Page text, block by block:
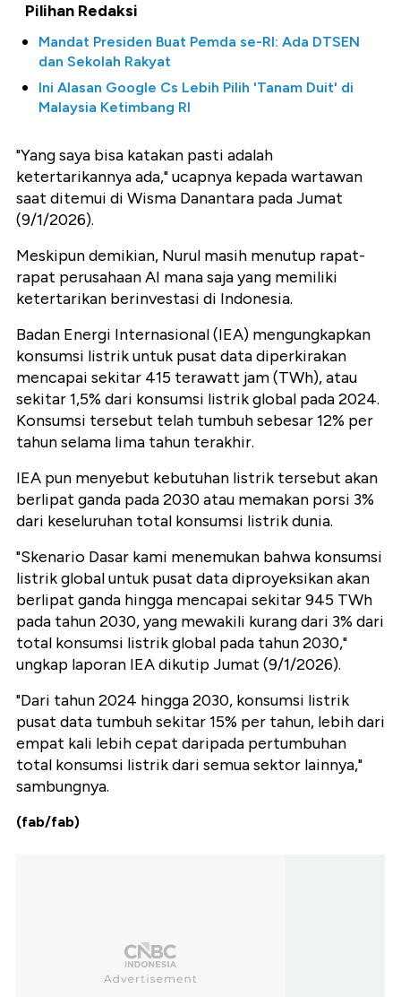
Pilihan Redaksi
Mandat Presiden Buat Pemda se-RI: Ada DTSEN
dan Sekolah Rakyat
Ini Alasan Google Cs Lebih Pilih 'Tanam Duit' di
Malaysia Ketimbang RI
"Yang saya bisa katakan pasti adalah
ketertarikannya ada," ucapnya kepada wartawan
saat ditemui di Wisma Danantara pada Jumat
(9/1/2026).
Meskipun demikian, Nurul masih menutup rapat-
rapat perusahaan AI mana saja yang memiliki
ketertarikan berinvestasi di Indonesia.
Badan Energi Internasional (IEA) mengungkapkan
konsumsi listrik untuk pusat data diperkirakan
mencapai sekitar 415 terawatt jam (TWh), atau
sekitar 1,5% dari konsumsi listrik global pada 2024.
Konsumsi tersebut telah tumbuh sebesar 12% per
tahun selama lima tahun terakhir.
IEA pun menyebut kebutuhan listrik tersebut akan
berlipat ganda pada 2030 atau memakan porsi 3%
dari keseluruhan total konsumsi listrik dunia.
"Skenario Dasar kami menemukan bahwa konsumsi
listrik global untuk pusat data diproyeksikan akan
berlipat ganda hingga mencapai sekitar 945 TWh
pada tahun 2030, yang mewakili kurang dari 3% dari
total konsumsi listrik global pada tahun 2030,"
ungkap laporan IEA dikutip Jumat (9/1/2026).
"Dari tahun 2024 hingga 2030, konsumsi listrik
pusat data tumbuh sekitar 15% per tahun, lebih dari
empat kali lebih cepat daripada pertumbuhan
total konsumsi listrik dari semua sektor lainnya,"
sambungnya.
(fab/fab)